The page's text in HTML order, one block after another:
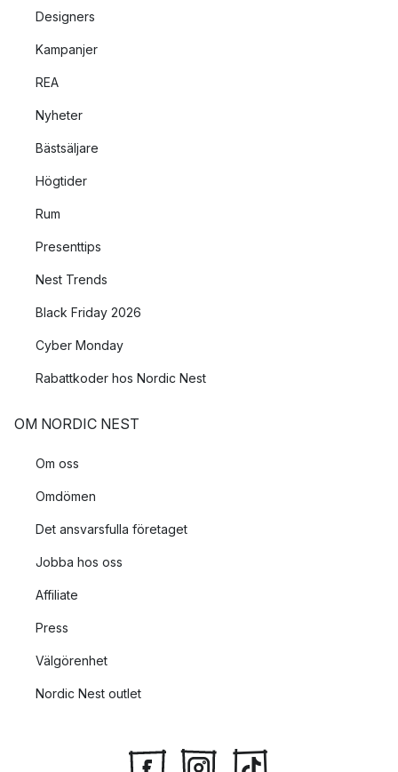
Designers
Kampanjer
REA
Nyheter
Bästsäljare
Högtider
Rum
Presenttips
Nest Trends
Black Friday 2026
Cyber Monday
Rabattkoder hos Nordic Nest
OM NORDIC NEST
Om oss
Omdömen
Det ansvarsfulla företaget
Jobba hos oss
Affiliate
Press
Välgörenhet
Nordic Nest outlet